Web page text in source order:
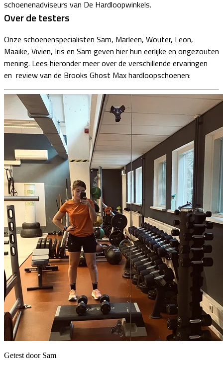
schoenenadviseurs van De Hardloopwinkels.
Over de testers
Onze schoenenspecialisten Sam, Marleen, Wouter, Leon,
Maaike, Vivien, Iris en Sam geven hier hun eerlijke en ongezouten
mening. Lees hieronder meer over de verschillende ervaringen
en review van de Brooks Ghost Max hardloopschoenen:
Getest door Sam